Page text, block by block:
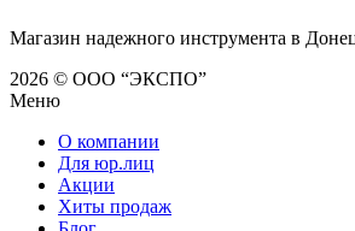
Магазин надежного инструмента в
2026 © ООО “ЭКСПО”
Меню
О компании
Для юр.лиц
Акции
Хиты продаж